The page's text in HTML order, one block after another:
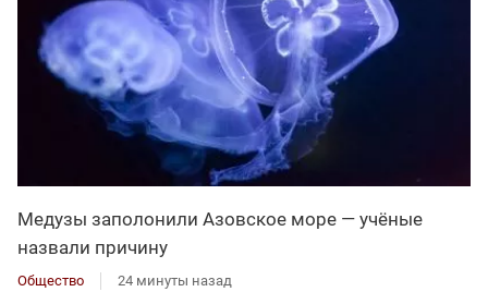
Медузы заполонили Азовское море — учёные
назвали причину
Общество 24 минуты назад